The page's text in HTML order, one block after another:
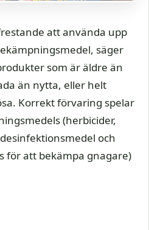
att använda upp
säger
som är äldre än
än nytta, eller helt
Korrekt förvaring spelar
(herbicider,
och
för att bekämpa gnagare)